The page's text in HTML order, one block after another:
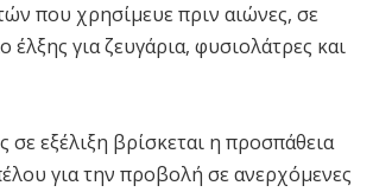
που χρησίμευε πριν αιώνες, σε
έλξης για ζευγάρια, φυσιολάτρες και
σε εξέλιξη βρίσκεται η προσπάθεια
για την προβολή σε ανερχόμενες